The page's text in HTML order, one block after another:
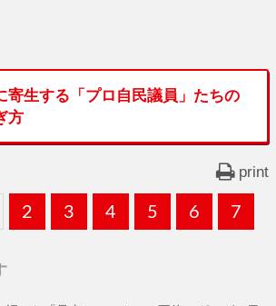
寄生する「プロ自民議員」たちの
方
print
,
固
2 ,
固
3 ,
固
4 ,
固
5 ,
固
6 ,
固
7